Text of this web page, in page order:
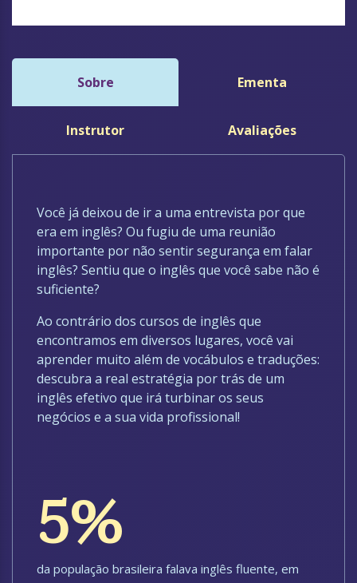
Sobre Ementa
Instrutor Avaliações
Você já deixou de ir a uma entrevista por que
era em inglês? Ou fugiu de uma reunião
importante por não sentir segurança em falar
inglês? Sentiu que o inglês que você sabe não é
suficiente?
Ao contrário dos cursos de inglês que
encontramos em diversos lugares, você vai
aprender muito além de vocábulos e traduções:
descubra a real estratégia por trás de um
inglês efetivo que irá turbinar os seus
negócios e a sua vida profissional!
5%
da população brasileira falava inglês fluente, em